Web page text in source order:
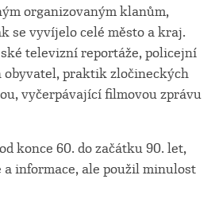
organizovaným klanům,
se vyvíjelo celé město a kraj.
televizní reportáže, policejní
praktik zločineckých
vyčerpávající filmovou zprávu
konce 60. do začátku 90. let,
informace, ale použil minulost